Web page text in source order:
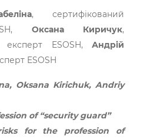
, сертифікований
Оксана Киричук,
експерт ESOSH,Андрій
ESOSH
Oksana Kirichuk, Andriy
of “security guard”
for the profession of